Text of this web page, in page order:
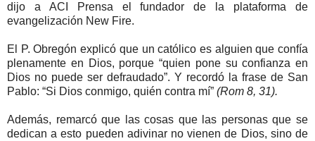
dijo a ACI Prensa el fundador de la plataforma de
evangelización New Fire.
El P. Obregón explicó que un católico es alguien que confía
plenamente en Dios, porque “quien pone su confianza en
Dios no puede ser defraudado”. Y recordó la frase de San
Pablo: “Si Dios conmigo, quién contra mí” (Rom 8, 31).
Además, remarcó que las cosas que las personas que se
dedican a esto pueden adivinar no vienen de Dios, sino de